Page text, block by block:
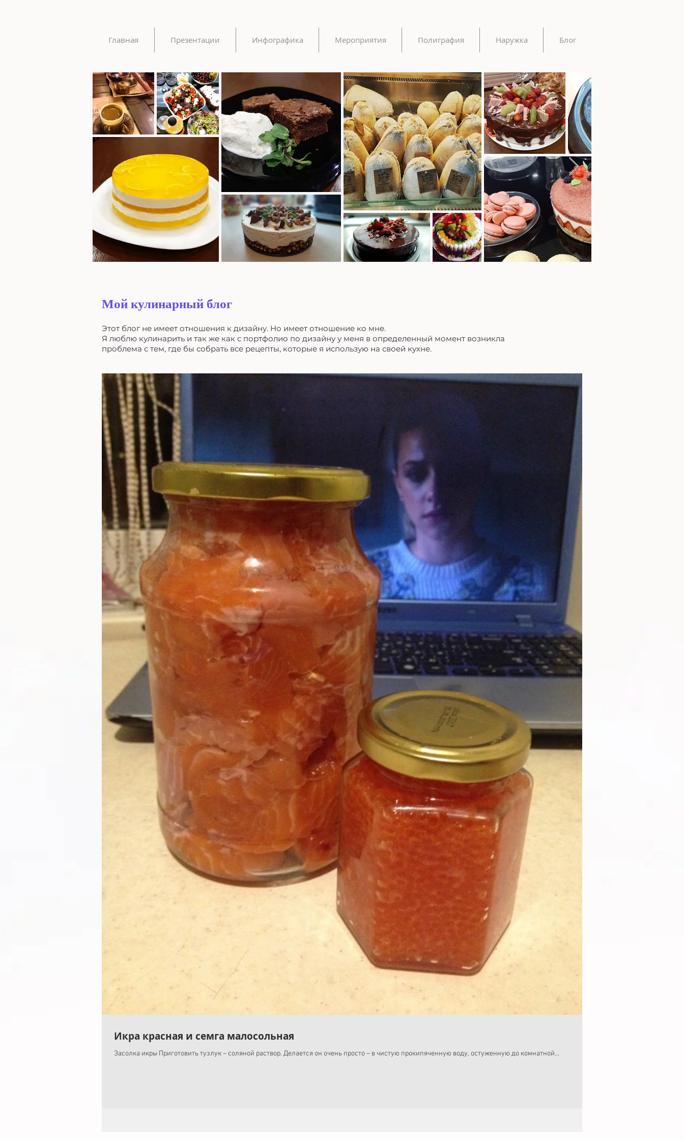
Главная Презентации Инфографика Мероприятия Полиграфия Наружка Блог
Мой кулинарный блог
Этот блог не имеет отношения к дизайну. Но имеет отношение ко мне.
Я люблю кулинарить и так же как с портфолио по дизайну у меня в определенный момент возникла
проблема с тем, где бы собрать все рецепты, которые я использую на своей кухне.
Икра красная и семга малосольная
Засолка икры Приготовить тузлук – соляной раствор. Делается он очень просто – в чистую прокипяченную воду, остуженную до комнатной...